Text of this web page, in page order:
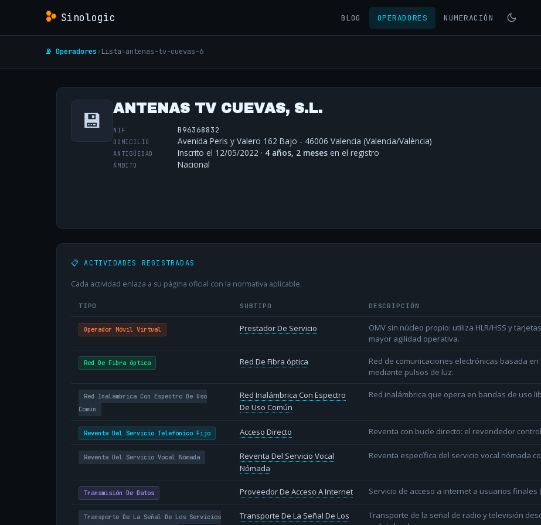
Sinologic BLOG OPERADORES NUMERACIÓN
📡 Operadores› Lista›antenas-tv-cuevas-6
💾 ANTENAS TV CUEVAS, S.L.
NIF B96368832
DOMICILIO Avenida Peris y Valero 162 Bajo - 46006 Valencia (Valencia/València)
ANTIGÜEDAD Inscrito el 12/05/2022 · 4 años, 2 meses en el registro
ÁMBITO Nacional
📋 ACTIVIDADES REGISTRADAS
Cada actividad enlaza a su página oficial con la normativa aplicable.
TIPO SUBTIPO DESCRIPCIÓN
Operador Móvil Virtual Prestador De Servicio
OMV sin núcleo propio: utiliza HLR/HSS y
mayor agilidad operativa.
Red De Fibra óptica Red De Fibra óptica
Red de comunicaciones electrónicas basada
mediante pulsos de luz.
Red Inalámbrica Con Espectro De Uso
Común
Red Inalámbrica Con Espectro
De Uso Común
Red inalámbrica que opera en bandas de uso
Reventa Del Servicio Telefónico Fijo Acceso Directo Reventa con bucle directo: el revendedor
Reventa Del Servicio Vocal Nómada
Reventa Del Servicio Vocal
Nómada
Reventa específica del servicio vocal nómada
Transmisión De Datos Proveedor De Acceso A Internet Servicio de acceso a internet a usuarios finales
Transporte De La Señal De Los Servicios
Transporte De La Señal De Los
Transporte de la señal de radio y televisión